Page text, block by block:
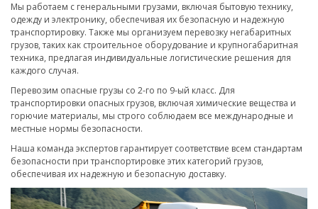
Мы работаем с генеральными грузами, включая бытовую технику,
одежду и электронику, обеспечивая их безопасную и надежную
транспортировку. Также мы организуем перевозку негабаритных
грузов, таких как строительное оборудование и крупногабаритная
техника, предлагая индивидуальные логистические решения для
каждого случая.
Перевозим опасные грузы со 2-го по 9-ый класс. Для
транспортировки опасных грузов, включая химические вещества и
горючие материалы, мы строго соблюдаем все международные и
местные нормы безопасности.
Наша команда экспертов гарантирует соответствие всем стандартам
безопасности при транспортировке этих категорий грузов,
обеспечивая их надежную и безопасную доставку.